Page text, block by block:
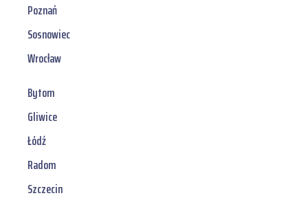
Poznań
Sosnowiec
Wrocław
Bytom
Gliwice
Łódź
Radom
Szczecin